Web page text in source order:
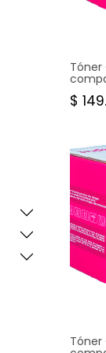
Tóner
$
Tóner